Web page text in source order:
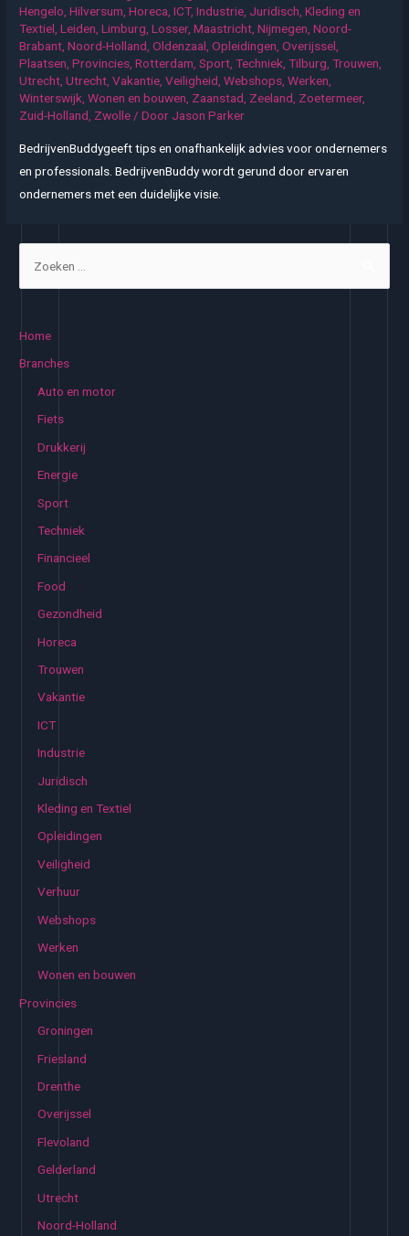
Hengelo ,Hilversum ,Horeca ,ICT,Industrie Juridisch ,Kleding en
Textiel ,Leiden ,Limburg ,Losser,Maastricht ,Nijmegen ,Noord-
Brabant ,Noord-Holland ,Oldenzaal ,Opleidingen ,Overijssel
Plaatsen ,Provincies ,Rotterdam ,Sport ,Techniek ,Tilburg ,Trouwen
Utrecht ,Utrecht ,Vakantie ,Veiligheid ,Webshops ,Werken
Winterswijk ,Wonen en bouwen Zaanstad Zeeland Zoetermeer,
Zuid-Holland Zwolle / Door Jason Parker
BedrijvenBuddygeeft tips en onafhankelijk advies voor ondernemers
en professionals. BedrijvenBuddy wordt gerund door ervaren
ondernemers met een duidelijke visie.
Home
Branches
Auto en motor
Fiets
Drukkerij
Energie
Sport
Techniek
Financieel
Food
Gezondheid
Horeca
Trouwen
Vakantie
ICT
Industrie
Juridisch
Kleding en Textiel
Opleidingen
Veiligheid
Verhuur
Webshops
Werken
Wonen en bouwen
Provincies
Groningen
Friesland
Drenthe
Overijssel
Flevoland
Gelderland
Utrecht
Noord-Holland